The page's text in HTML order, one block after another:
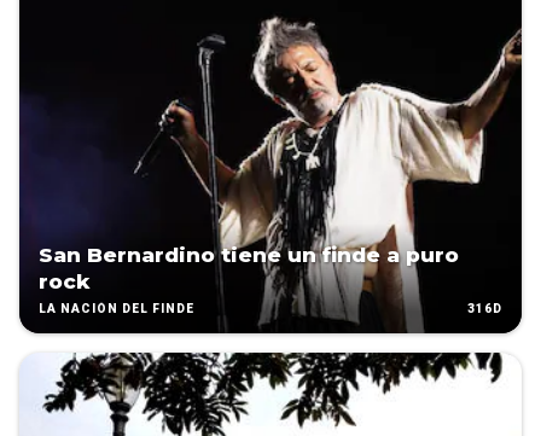
San Bernardino tiene un finde a puro
rock
LA NACIÓN DEL FINDE 316D